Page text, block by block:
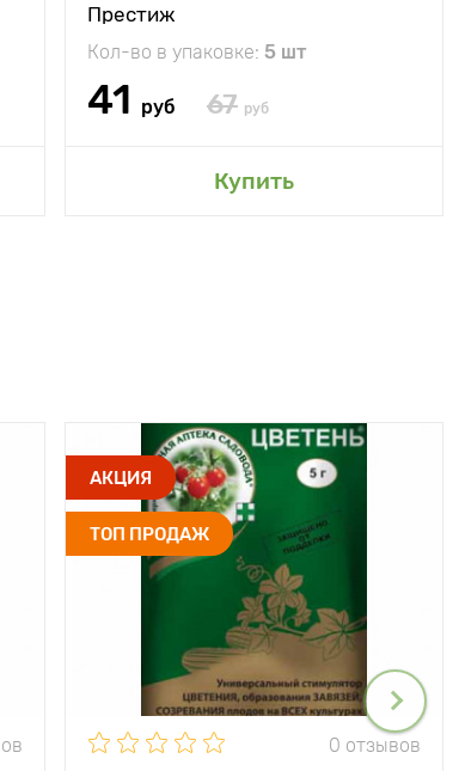
Престиж
Кол-во в упаковке: 5 шт
41 руб 67 руб
Купить
АКЦИЯ
ТОП ПРОДАЖ
0 отзывов